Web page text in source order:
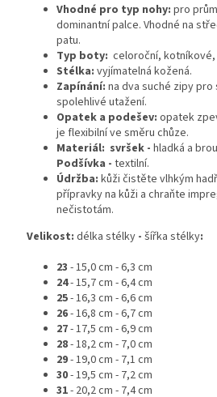
Vhodné pro typ nohy: pro
dominantní palce. Vhodné na
patu.
Typ boty: celoroční,
Stélka: vyjímatelná kožená.
Zapínání: na dva suché zipy pro
spolehlivé utažení.
Opatek a podešev: opatek
je flexibilní ve směru chůze.
Materiál: svršek - hladká a
Podšívka - textilní.
Údržba: kůži čistěte vlhkým
přípravky na kůži a chraňte
nečistotám.
Velikost: délka stélky - šířka stélky:
23 -15,0 cm - 6,3 cm
24-15,7 cm - 6,4 cm
25-16,3 cm - 6,6 cm
26- 16,8 cm - 6,7 cm
27- 17,5 cm - 6,9 cm
28- 18,2 cm - 7,0 cm
29- 19,0 cm - 7,1 cm
30- 19,5 cm - 7,2 cm
31- 20,2 cm - 7,4 cm